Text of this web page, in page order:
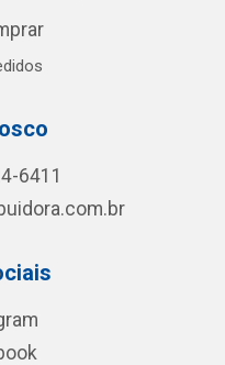
6411